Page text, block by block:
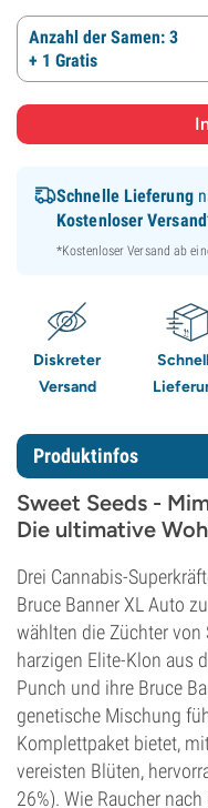
Anzahl der Samen: 3
+ 1 Gratis
Schnelle Lieferung
Kostenloser
*Kostenloser Versand ab
Diskreter
Versand
Produktinfos
Sweet Seeds -
Die ultimative
Drei Cannabis-
Bruce Banner XL Auto
wählten die Züchter von
harzigen Elite-Klon aus
Punch und ihre Bruce
genetische Mischung
Komplettpaket bietet,
vereisten Blüten,
26%). Wie Raucher